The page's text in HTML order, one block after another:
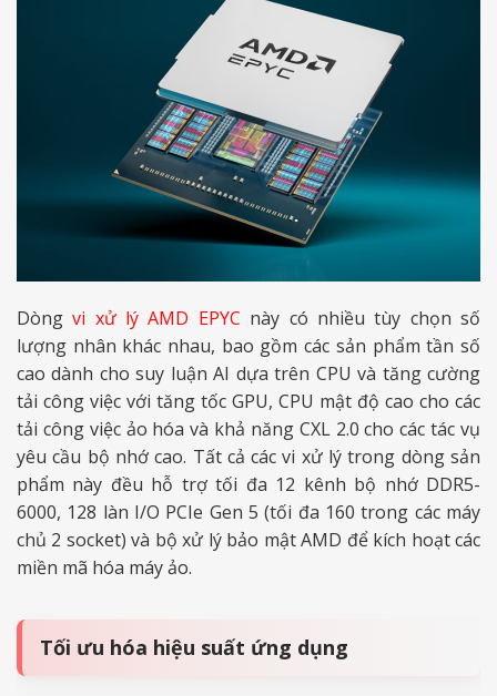
Dòngvi xử lý AMD EPYC này có nhiều tùy chọn số
lượng nhân khác nhau, bao gồm các sản phẩm tần số
cao dành cho suy luận AI dựa trên CPU và tăng cường
tải công việc với tăng tốc GPU, CPU mật độ cao cho các
tải công việc ảo hóa và khả năng CXL 2.0 cho các tác vụ
yêu cầu bộ nhớ cao. Tất cả các vi xử lý trong dòng sản
phẩm này đều hỗ trợ tối đa 12 kênh bộ nhớ DDR5-
6000, 128 làn I/O PCIe Gen 5 (tối đa 160 trong các máy
chủ 2 socket) và bộ xử lý bảo mật AMD để kích hoạt các
miền mã hóa máy ảo.
Tối ưu hóa hiệu suất ứng dụng